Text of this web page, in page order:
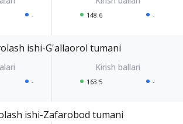
- 148.6 -
ishi-G'allaorol tumani
- 163.5 -
ishi-Zafarobod tumani